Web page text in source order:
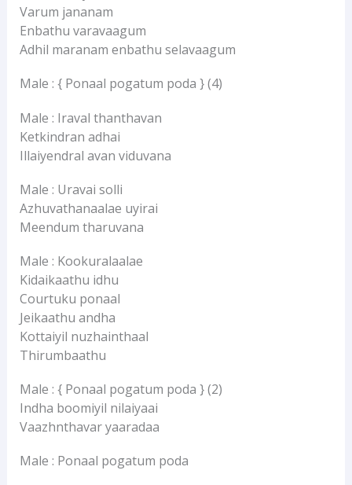
Varum jananam
Enbathu varavaagum
Adhil maranam enbathu selavaagum
Male : { Ponaal pogatum poda } (4)
Male : Iraval thanthavan
Ketkindran adhai
Illaiyendral avan viduvana
Male : Uravai solli
Azhuvathanaalae uyirai
Meendum tharuvana
Male : Kookuralaalae
Kidaikaathu idhu
Courtuku ponaal
Jeikaathu andha
Kottaiyil nuzhainthaal
Thirumbaathu
Male : { Ponaal pogatum poda } (2)
Indha boomiyil nilaiyaai
Vaazhnthavar yaaradaa
Male : Ponaal pogatum poda